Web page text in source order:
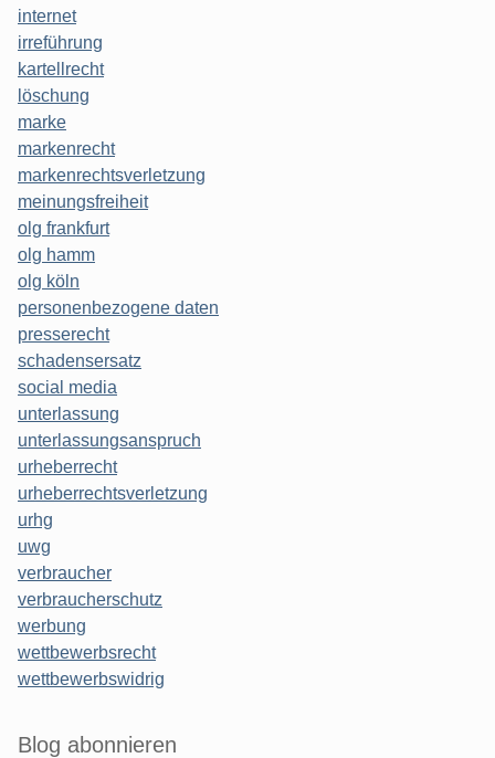
internet
irreführung
kartellrecht
löschung
marke
markenrecht
markenrechtsverletzung
meinungsfreiheit
olg frankfurt
olg hamm
olg köln
personenbezogene daten
presserecht
schadensersatz
social media
unterlassung
unterlassungsanspruch
urheberrecht
urheberrechtsverletzung
urhg
uwg
verbraucher
verbraucherschutz
werbung
wettbewerbsrecht
wettbewerbswidrig
Blog abonnieren